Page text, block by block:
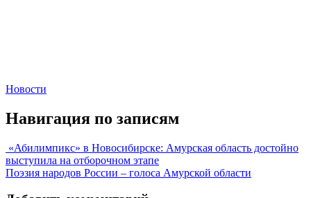
Новости
Навигация по записям
«Абилимпикс» в Новосибирске: Амурская область достойно
выступила на отборочном этапе
Поэзия народов России – голоса Амурской области